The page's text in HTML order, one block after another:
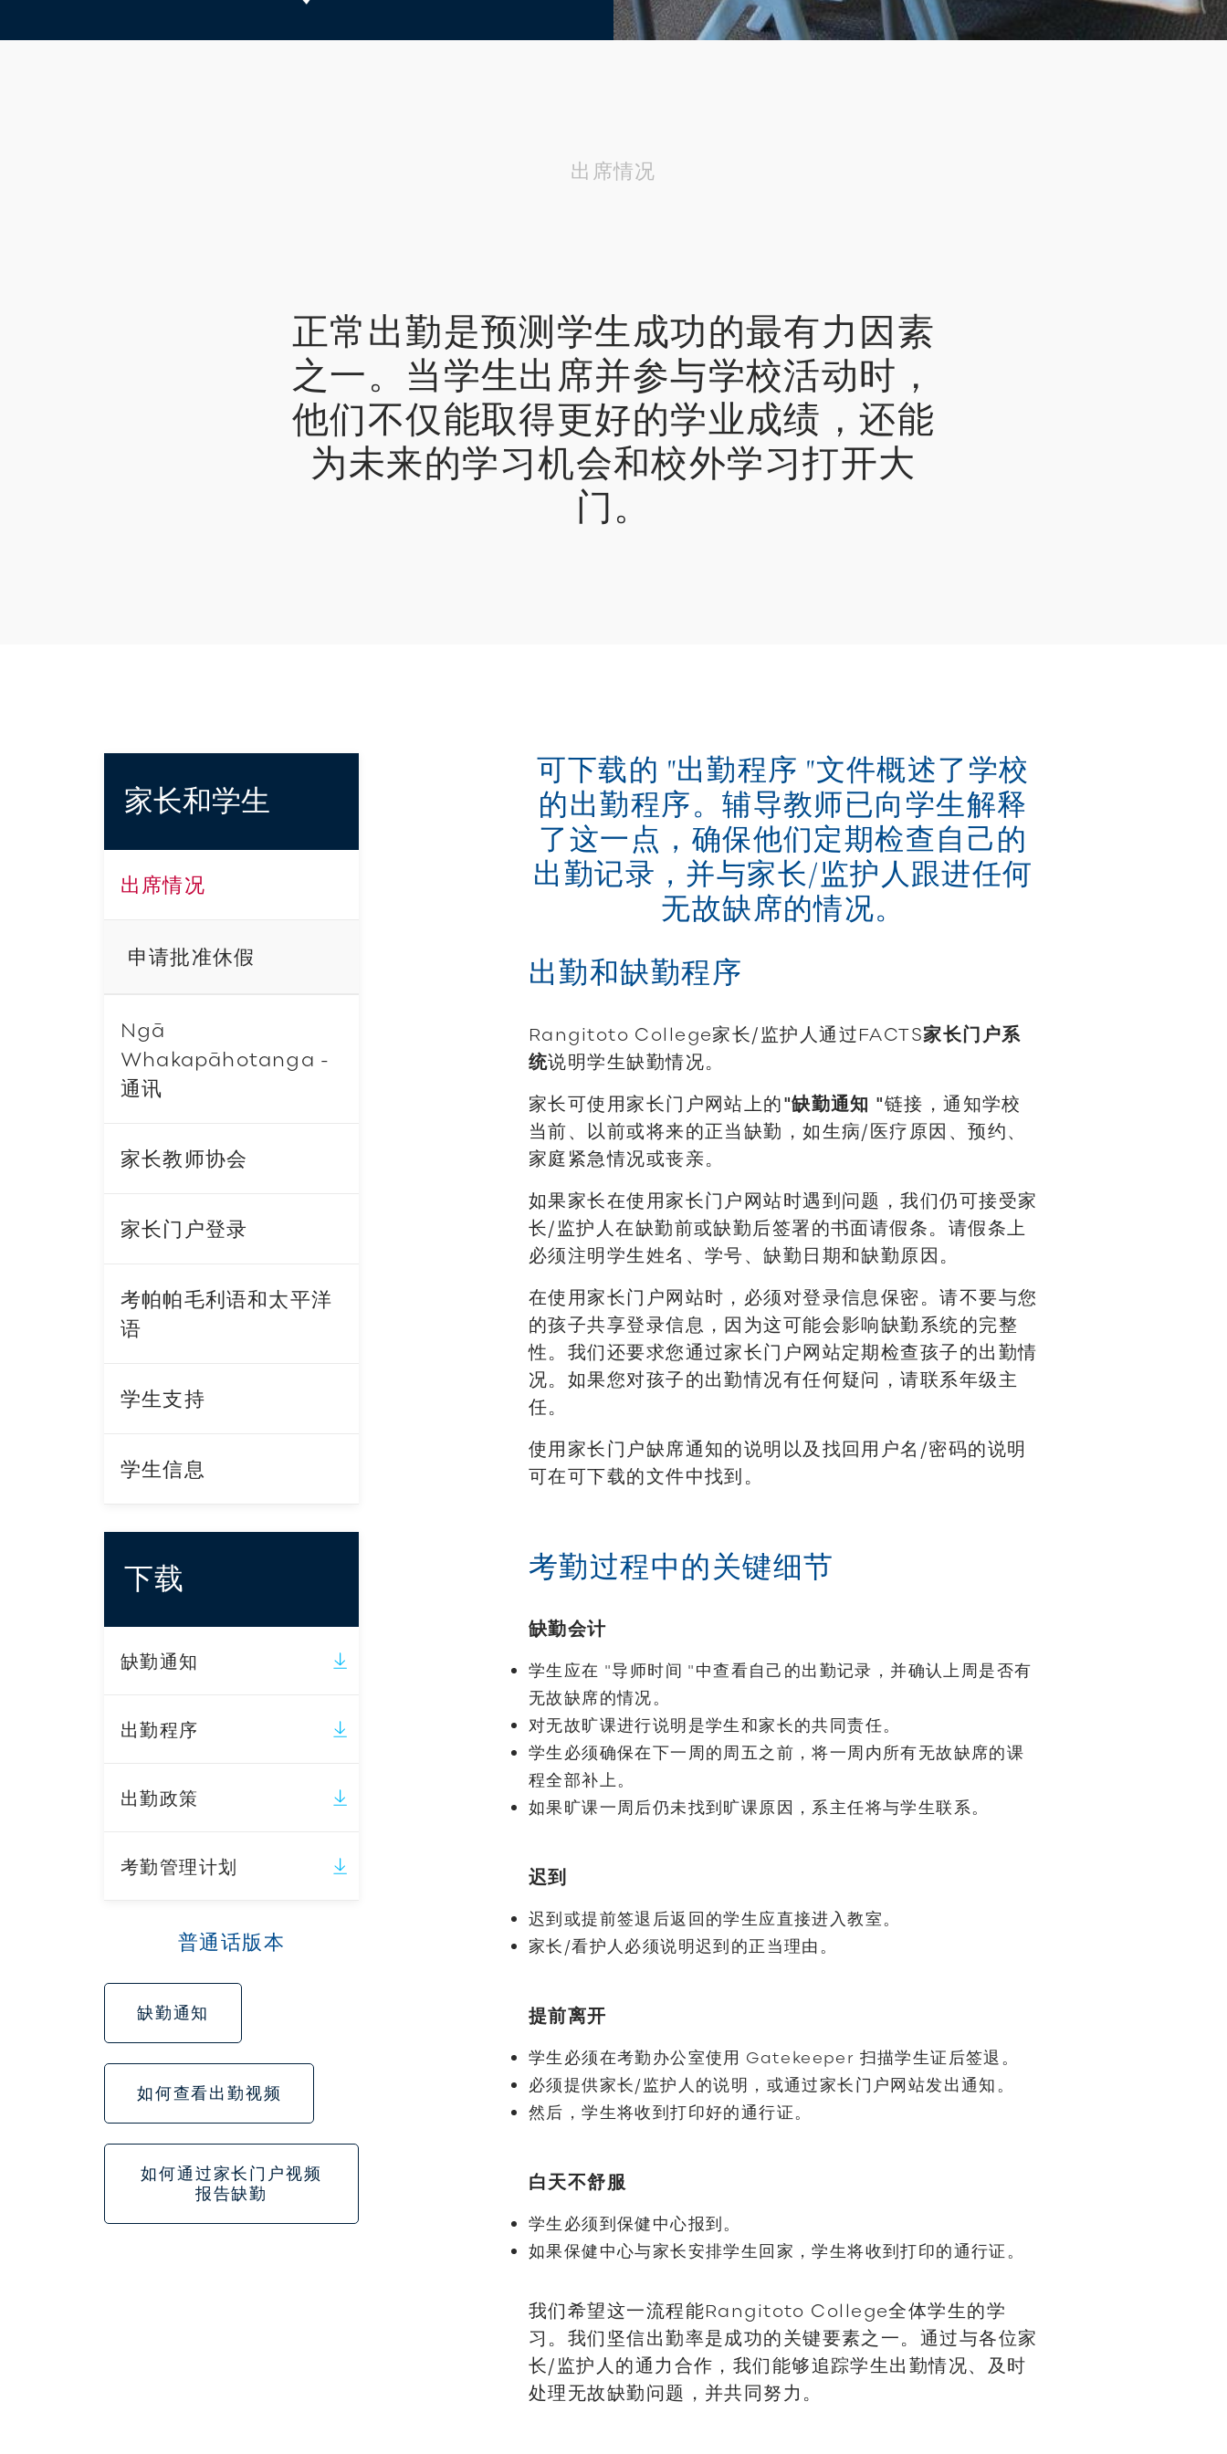
出席情况
正常出勤是预测学生成功的最有力因素
之一。当学生出席并参与学校活动时，
他们不仅能取得更好的学业成绩，还能
为未来的学习机会和校外学习打开大
门。
家长和学生
出席情况
申请批准休假
Ngā
Whakapāhotanga -
通讯
家长教师协会
家长门户登录
考帕帕毛利语和太平洋
语
学生支持
学生信息
下载
缺勤通知
出勤程序
出勤政策
考勤管理计划
普通话版本
缺勤通知
如何查看出勤视频
如何通过家长门户视频
报告缺勤
可下载的 "出勤程序 "文件概述了学校
的出勤程序。辅导教师已向学生解释
了这一点，确保他们定期检查自己的
出勤记录，并与家长/监护人跟进任何
无故缺席的情况。
出勤和缺勤程序
Rangitoto College家长/监护人通过FACTS家长门户系
统说明学生缺勤情况。
家长可使用家长门户网站上的"缺勤通知 "链接，通知学校
当前、以前或将来的正当缺勤，如生病/医疗原因、预约、
家庭紧急情况或丧亲。
如果家长在使用家长门户网站时遇到问题，我们仍可接受家
长/监护人在缺勤前或缺勤后签署的书面请假条。请假条上
必须注明学生姓名、学号、缺勤日期和缺勤原因。
在使用家长门户网站时，必须对登录信息保密。请不要与您
的孩子共享登录信息，因为这可能会影响缺勤系统的完整
性。我们还要求您通过家长门户网站定期检查孩子的出勤情
况。如果您对孩子的出勤情况有任何疑问，请联系年级主
任。
使用家长门户缺席通知的说明以及找回用户名/密码的说明
可在可下载的文件中找到。
考勤过程中的关键细节
缺勤会计
学生应在 "导师时间 "中查看自己的出勤记录，并确认上周是否有
无故缺席的情况。
对无故旷课进行说明是学生和家长的共同责任。
学生必须确保在下一周的周五之前，将一周内所有无故缺席的课
程全部补上。
如果旷课一周后仍未找到旷课原因，系主任将与学生联系。
迟到
迟到或提前签退后返回的学生应直接进入教室。
家长/看护人必须说明迟到的正当理由。
提前离开
学生必须在考勤办公室使用 Gatekeeper 扫描学生证后签退。
必须提供家长/监护人的说明，或通过家长门户网站发出通知。
然后，学生将收到打印好的通行证。
白天不舒服
学生必须到保健中心报到。
如果保健中心与家长安排学生回家，学生将收到打印的通行证。
我们希望这一流程能Rangitoto College全体学生的学
习。我们坚信出勤率是成功的关键要素之一。通过与各位家
长/监护人的通力合作，我们能够追踪学生出勤情况、及时
处理无故缺勤问题，并共同努力。